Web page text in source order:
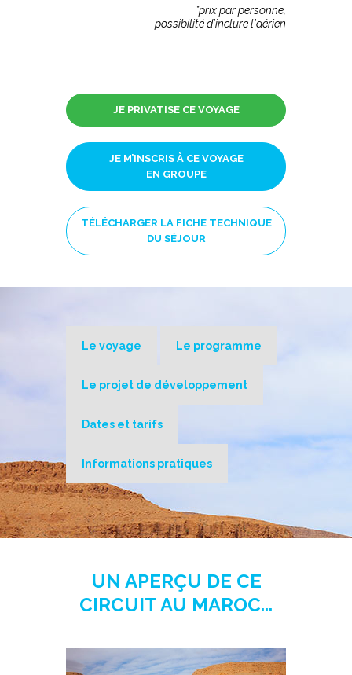
*prix par personne,
possibilité d'inclure l'aérien
JE PRIVATISE CE VOYAGE
JE M’INSCRIS À CE VOYAGE
EN GROUPE
TÉLÉCHARGER LA FICHE TECHNIQUE
DU SÉJOUR
Le voyage Le programme
Le projet de développement
Dates et tarifs
Informations pratiques
UN APERÇU DE CE
CIRCUIT AU MAROC...